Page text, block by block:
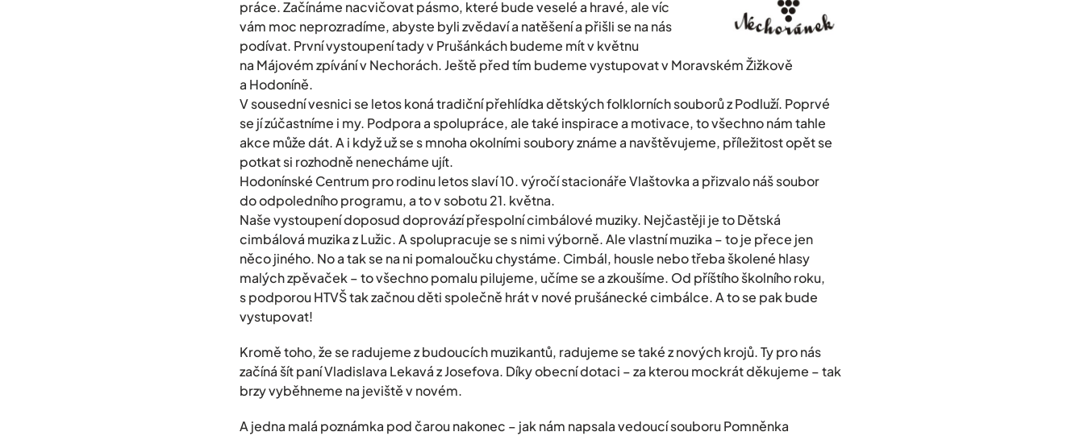
práce. Začínáme nacvičovat pásmo, které bude veselé a hravé, ale víc
vám moc neprozradíme, abyste byli zvědaví a natěšení a přišli se na nás
podívat. První vystoupení tady v Prušánkách budeme mít v květnu
na Májovém zpívání v Nechorách. Ještě před tím budeme vystupovat v Moravském Žižkově
a Hodoníně.
V sousední vesnici se letos koná tradiční přehlídka dětských folklorních souborů z Podluží. Poprvé
se jí zúčastníme i my. Podpora a spolupráce, ale také inspirace a motivace, to všechno nám tahle
akce může dát. A i když už se s mnoha okolními soubory známe a navštěvujeme, příležitost opět se
potkat si rozhodně nenecháme ujít.
Hodonínské Centrum pro rodinu letos slaví 10. výročí stacionáře Vlaštovka a přizvalo náš soubor
do odpoledního programu, a to v sobotu 21. května.
Naše vystoupení doposud doprovází přespolní cimbálové muziky. Nejčastěji je to Dětská
cimbálová muzika z Lužic. A spolupracuje se s nimi výborně. Ale vlastní muzika – to je přece jen
něco jiného. No a tak se na ni pomaloučku chystáme. Cimbál, housle nebo třeba školené hlasy
malých zpěvaček – to všechno pomalu pilujeme, učíme se a zkoušíme. Od příštího školního roku,
s podporou HTVŠ tak začnou děti společně hrát v nové prušánecké cimbálce. A to se pak bude
vystupovat!
Kromě toho, že se radujeme z budoucích muzikantů, radujeme se také z nových krojů. Ty pro nás
začíná šít paní Vladislava Lekavá z Josefova. Díky obecní dotaci – za kterou mockrát děkujeme – tak
brzy vyběhneme na jeviště v novém.
A jedna malá poznámka pod čarou nakonec – jak nám napsala vedoucí souboru Pomněnka